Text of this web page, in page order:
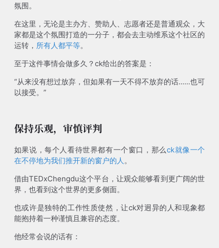
氛围。
在这里，无论是主办方、赞助人、志愿者还是普通观众，大
家都是这个氛围打造的一分子，都会去主动维系这个社区的
运转， 所有人都平等。
至于这件事情会做多久？ck给出的答案是：
“从来没有想过放弃，但如果有一天不得不放弃的话......也可
以接受。”
保持乐观，审慎评判
如果说，每个人看待世界都有一个窗口，那么ck就像一个
在不停地为我们推开新的窗户的人。
借由TEDxChengdu这个平台，让观众能够看到更广阔的世
界，也看到这个世界的更多侧面。
也或许是独特的工作性质使然，让ck对迥异的人和现象都
能抱持着一种谨慎且兼容的态度。
他经常会说的话有：